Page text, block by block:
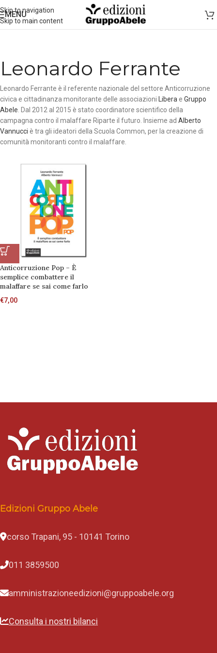
Skip to navigation
Skip to main content
MENU
Leonardo Ferrante
Leonardo Ferrante è il referente nazionale del settore Anticorruzione
civica e cittadinanza monitorante delle associazioni
Libera e Gruppo
Abele . Dal 2012 al 2015 è stato coordinatore scientifico della
campagna contro il malaffare Riparte il futuro. Insieme ad Alberto
Vannucci è tra gli ideatori della Scuola Common, per la creazione di
comunità monitoranti contro il malaffare.
Anticorruzione Pop – È
semplice combattere il
malaffare se sai come farlo
€7,00
Edizioni Gruppo Abele
corso Trapani, 95 - 10141 Torino
011 3859500
amministrazioneedizioni@gruppoabele.org
Consulta i nostri bilanci